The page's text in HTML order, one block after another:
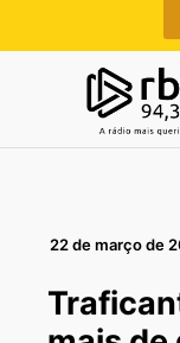
22 de março de